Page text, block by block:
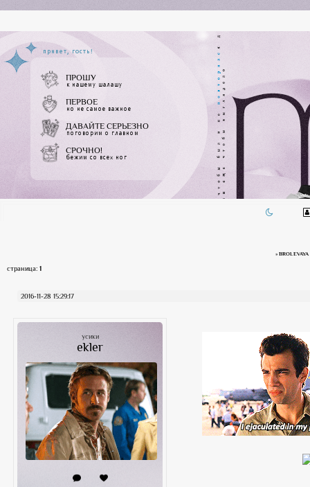
ПРОШУ
к нашему шалашу
ПЕРВОЕ
но не самое важное
ДАВАЙТЕ СЕРЬЕЗНО
поговорим о главном
СРОЧНО!
бежим со всех ног
на связи
привет, гость!
» BROLEVAYA
страница: 1
2016-11-28 15:29:17
ekler
усики